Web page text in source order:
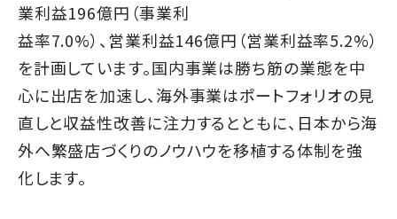
業利益196億円（事業利
益率7.0%）、営業利益146億円（営業利益率5.2%）
を計画しています。国内事業は勝ち筋の業態を中
心に出店を加速し、海外事業はポートフォリオの見
直しと収益性改善に注力するとともに、日本から海
外へ繁盛店づくりのノウハウを移植する体制を強
化します。